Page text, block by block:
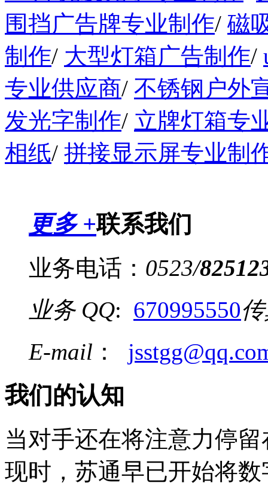
围挡广告牌专业制作/ 磁
制作/ 大型灯箱广告制作/
专业供应商/ 不锈钢户外
发光字制作/ 立牌灯箱专
相纸/ 拼接显示屏专业制
更多 +联系我们
业务电话： 0523/
业务 QQ: 670995550
E-mail ：
我们的认知
当对手还在将注意力停
现时，苏通早已开始将